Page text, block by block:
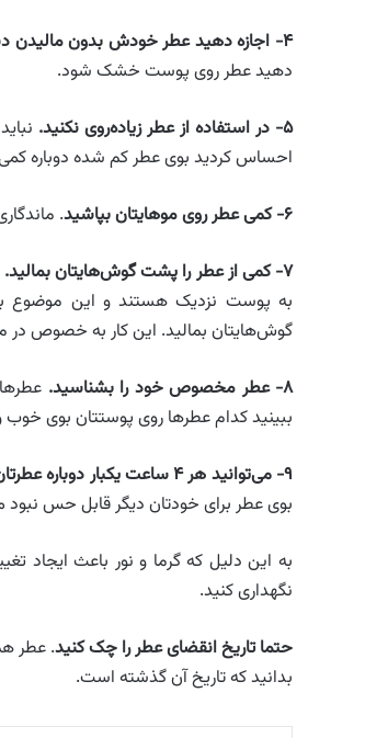
۴- اجازه دهید عطر خودش بدون مالیدن دست روی نقطه نبض خشک شود.
دهید عطر روی پوست خشک شود.
۵- در استفاده از عطر زیاده‌روی نکنید.
احساس کردید بوی عطر کم شده دوباره کمی
۶- کمی عطر روی موهایتان بپاشید .
۷- کمی از عطر را پشت گوش‌هایتان بمالید.
به پوست نزدیک هستند و این موضوع
گوش‌هایتان بمالید. این کار به خصوص در
۸- عطر مخصوص خود را بشناسید.
ببینید کدام عطرها روی پوستتان بوی
۹- می‌توانید هر ۴ ساعت یکبار دوباره عطرتان را تمدید کنید.
بوی عطر برای خودتان دیگر قابل حس نبود
به این دلیل که گرما و نور باعث ایجاد
نگهداری کنید.
حتما تاریخ انقضای عطر را چک کنید. عطر
بدانید که تاریخ آن گذشته است.